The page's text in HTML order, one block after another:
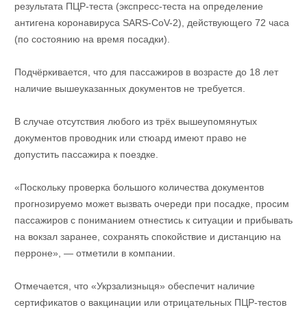
результата ПЦР-теста (экспресс-теста на определение
антигена коронавируса SARS-CoV-2), действующего 72 часа
(по состоянию на время посадки).
Подчёркивается, что для пассажиров в возрасте до 18 лет
наличие вышеуказанных документов не требуется.
В случае отсутствия любого из трёх вышеупомянутых
документов проводник или стюард имеют право не
допустить пассажира к поездке.
«Поскольку проверка большого количества документов
прогнозируемо может вызвать очереди при посадке, просим
пассажиров с пониманием отнестись к ситуации и прибывать
на вокзал заранее, сохранять спокойствие и дистанцию на
перроне», — отметили в компании.
Отмечается, что «Укрзализныця» обеспечит наличие
сертификатов о вакцинации или отрицательных ПЦР-тестов